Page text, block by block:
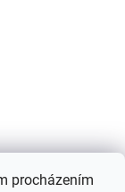
procházením